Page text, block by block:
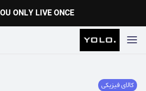
ONLY LIVE ONCE
کالای فیزیکی